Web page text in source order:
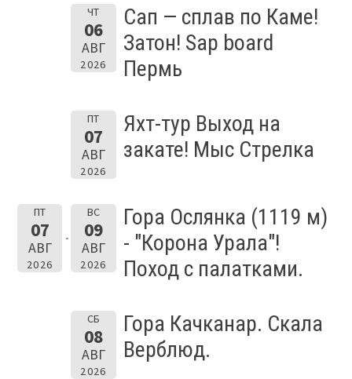
ЧТ
06
АВГ
2026
Сап — сплав по Каме!
Затон! Sap board
Пермь
ПТ
07
АВГ
2026
Яхт-тур Выход на
закате! Мыс Стрелка
ПТ
07
АВГ
2026
ВС
09
АВГ
2026
Гора Ослянка (1119 м)
- "Корона Урала"!
Поход с палатками.
СБ
08
АВГ
2026
Гора Качканар. Скала
Верблюд.